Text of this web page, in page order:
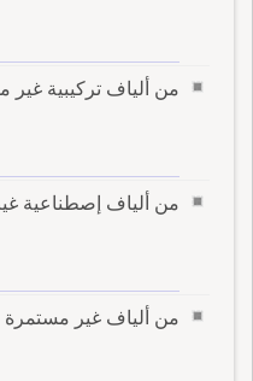
من ألياف تركيبية غير
من ألياف إصطناعية
من ألياف غير مستمرة